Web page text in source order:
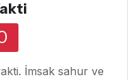
İmsak sahur ve